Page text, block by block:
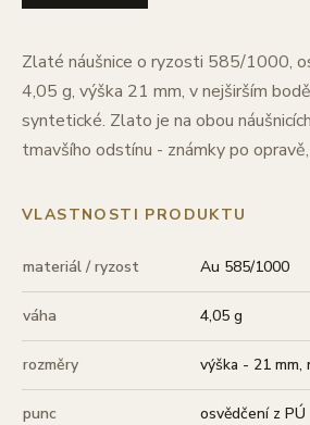
Zlaté náušnice o ryzosti 585/1000,
4,05 g, výška 21 mm, v nejširším
syntetické. Zlato je na obou
tmavšího odstínu - známky po
VLASTNOSTI PRODUKTU
materiál / ryzost Au 585/1000
váha 4,05 g
rozměry výška - 21 mm,
punc osvědčení z PÚ